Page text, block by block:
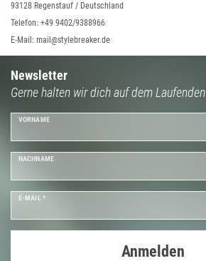
93128 Regenstauf / Deutschland
Telefon: +49 9402/9388966
E-Mail: mail@stylebreaker.de
Newsletter
Gerne halten wir dich auf dem Laufenden
VORNAME
NACHNAME
E-MAIL *
Anmelden